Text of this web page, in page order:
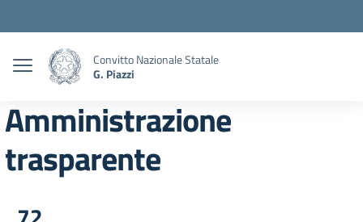
Convitto Nazionale Statale
G. Piazzi
Amministrazione
trasparente